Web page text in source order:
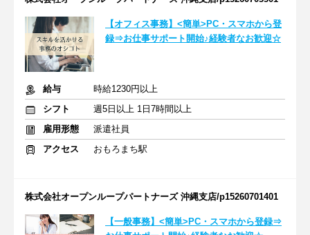
【オフィス事務】<簡単>PC・スマホから登
録⇒お仕事サポート開始♪経験者なお歓迎☆
給与
時給1230円以上
シフト
週5日以上 1日7時間以上
雇用形態
派遣社員
アクセス
おもろまち駅
株式会社オープンループパートナーズ 沖縄支店/p15260701401
【一般事務】<簡単>PC・スマホから登録⇒